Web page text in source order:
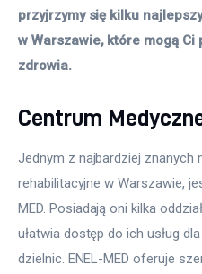
przyjrzymy się kilku
w Warszawie, które mogą Ci
zdrowia.
Centrum
Jednym z najbardziej znanych
rehabilitacyjne w Warszawie,
MED. Posiadają oni kilka
ułatwia dostęp do ich usług
dzielnic. ENEL-MED oferuje